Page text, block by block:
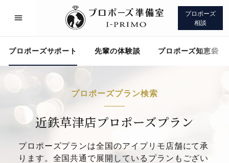
プロポーズ
相談
プロポーズサポート 先輩の体験談 プロポーズ知恵袋
プロポーズプラン検索
近鉄草津店プロポーズプラン
プロポーズプランは全国のアイプリモ店舗にて承
ります。全国共通で展開しているプランもござい
プロポーズサポート 先輩の体験談
プロポーズ知恵袋 アイプリモについて